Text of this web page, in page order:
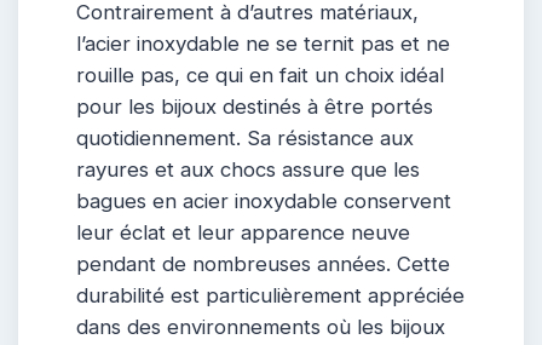
Contrairement à d’autres matériaux,
l’acier inoxydable ne se ternit pas et ne
rouille pas, ce qui en fait un choix idéal
pour les bijoux destinés à être portés
quotidiennement. Sa résistance aux
rayures et aux chocs assure que les
bagues en acier inoxydable conservent
leur éclat et leur apparence neuve
pendant de nombreuses années. Cette
durabilité est particulièrement appréciée
dans des environnements où les bijoux